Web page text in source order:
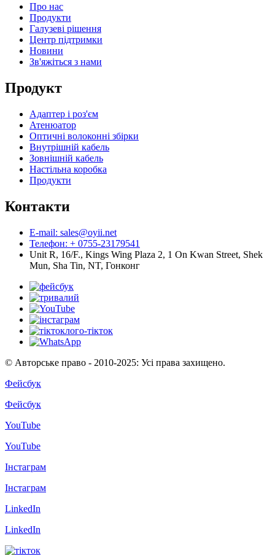
Про нас
Продукти
Галузеві рішення
Центр підтримки
Новини
Зв'яжіться з нами
Продукт
Адаптер і роз'єм
Атенюатор
Оптичні волоконні збірки
Внутрішній кабель
Зовнішній кабель
Настільна коробка
Продукти
Контакти
E-mail: sales@oyii.net
Телефон: + 0755-23179541
Unit R, 16/F., Kings Wing Plaza 2, 1 On Kwan Street, Shek
Mun, Sha Tin, NT, Гонконг
© Авторське право - 2010-2025: Усі права захищено.
Фейсбук
Фейсбук
YouTube
YouTube
Інстаграм
Інстаграм
LinkedIn
LinkedIn